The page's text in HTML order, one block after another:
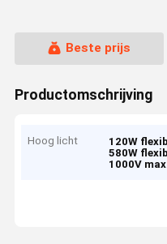
Beste prijs
Productomschrijving
Hoog licht 120W
580W
1000V